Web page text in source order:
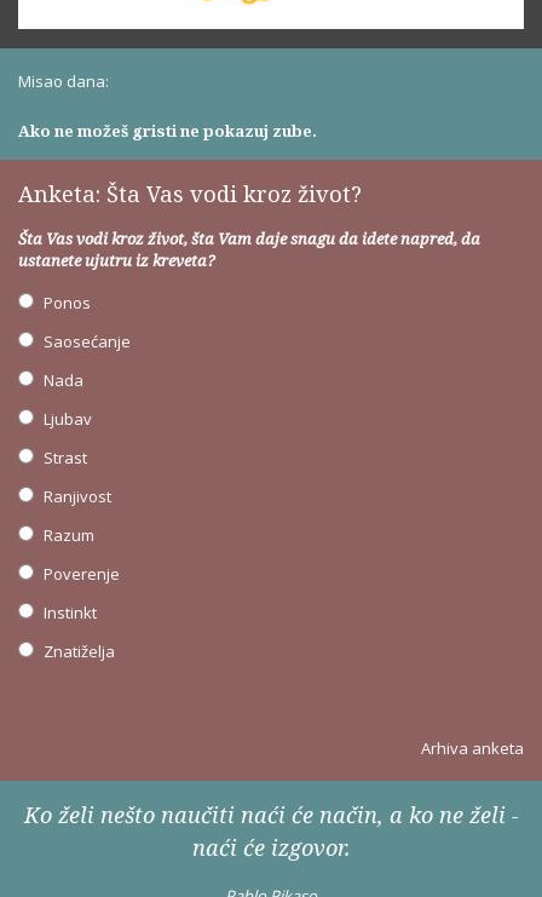
Misao dana:
Ako ne možeš gristi ne pokazuj zube.
Anketa: Šta Vas vodi kroz život?
Šta Vas vodi kroz život, šta Vam daje snagu da idete napred, da
ustanete ujutru iz kreveta?
Ponos
Saosećanje
Nada
Ljubav
Strast
Ranjivost
Razum
Poverenje
Instinkt
Znatiželja
Arhiva anketa
Ko želi nešto naučiti naći će način, a ko ne želi -
naći će izgovor.